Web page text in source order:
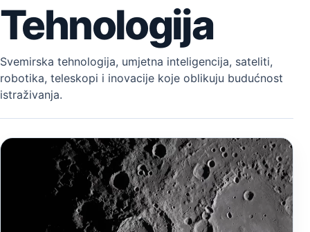
Tehnologija
Svemirska tehnologija, umjetna inteligencija, sateliti,
robotika, teleskopi i inovacije koje oblikuju budućnost
istraživanja.